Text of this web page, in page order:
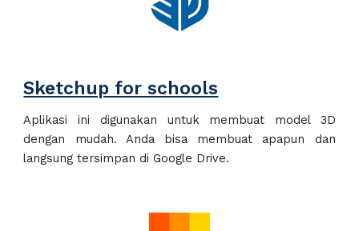
Sketchup for schools
Aplikasi ini digunakan untuk membuat model 3D
dengan mudah. Anda bisa membuat apapun dan
langsung tersimpan di Google Drive.